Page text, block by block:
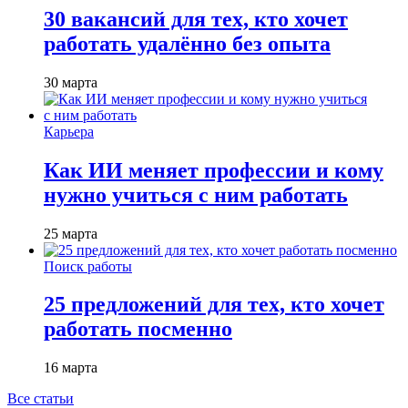
30 вакансий для тех, кто хочет
работать удалённо без опыта
30 марта
Карьера
Как ИИ меняет профессии и кому
нужно учиться с ним работать
25 марта
Поиск работы
25 предложений для тех, кто хочет
работать посменно
16 марта
Все статьи